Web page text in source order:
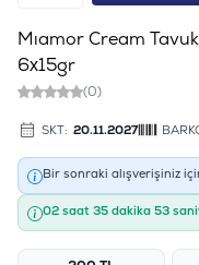
Mıamor Cream
6x15gr
(0)
SKT: 20.11.2027
Bir sonraki alışverişiniz
02 saat 35 dakika 53